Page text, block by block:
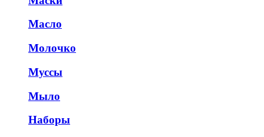
Масло
Молочко
Муссы
Мыло
Наборы